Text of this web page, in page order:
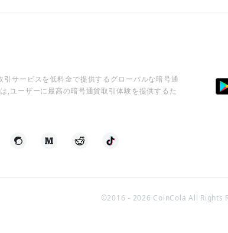
サービスを低料金で提供するグローバルな暗号通
,ユーザーに最高の暗号通貨取引体験を提供するた
©2016 - 2026 CoinCola All Rights